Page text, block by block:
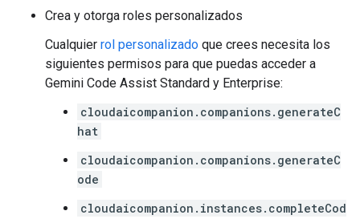
Crea y otorga roles personalizados
Cualquier rol personalizado que crees necesita los
siguientes permisos para que puedas acceder a
Gemini Code Assist Standard y Enterprise:
cloudaicompanion.companions.generateC
hat
cloudaicompanion.companions.generateC
ode
cloudaicompanion.instances.completeCod